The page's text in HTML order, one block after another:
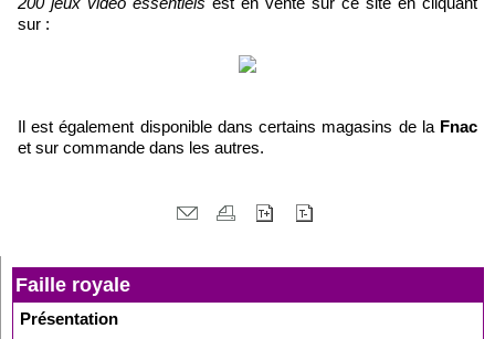
Faille royale
Présentation
sur :
Il est également disponible dans certains magasins de la Fnac
et sur commande dans les autres.